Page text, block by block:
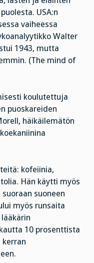
USA:n
vaiheessa
Walter
1943, mutta
(The mind of
koulutettuja
puoskareiden
häikäilemätön
kofeiinia,
Hän käytti myös
suoneen
myös runsaita
10 prosenttista
kerran